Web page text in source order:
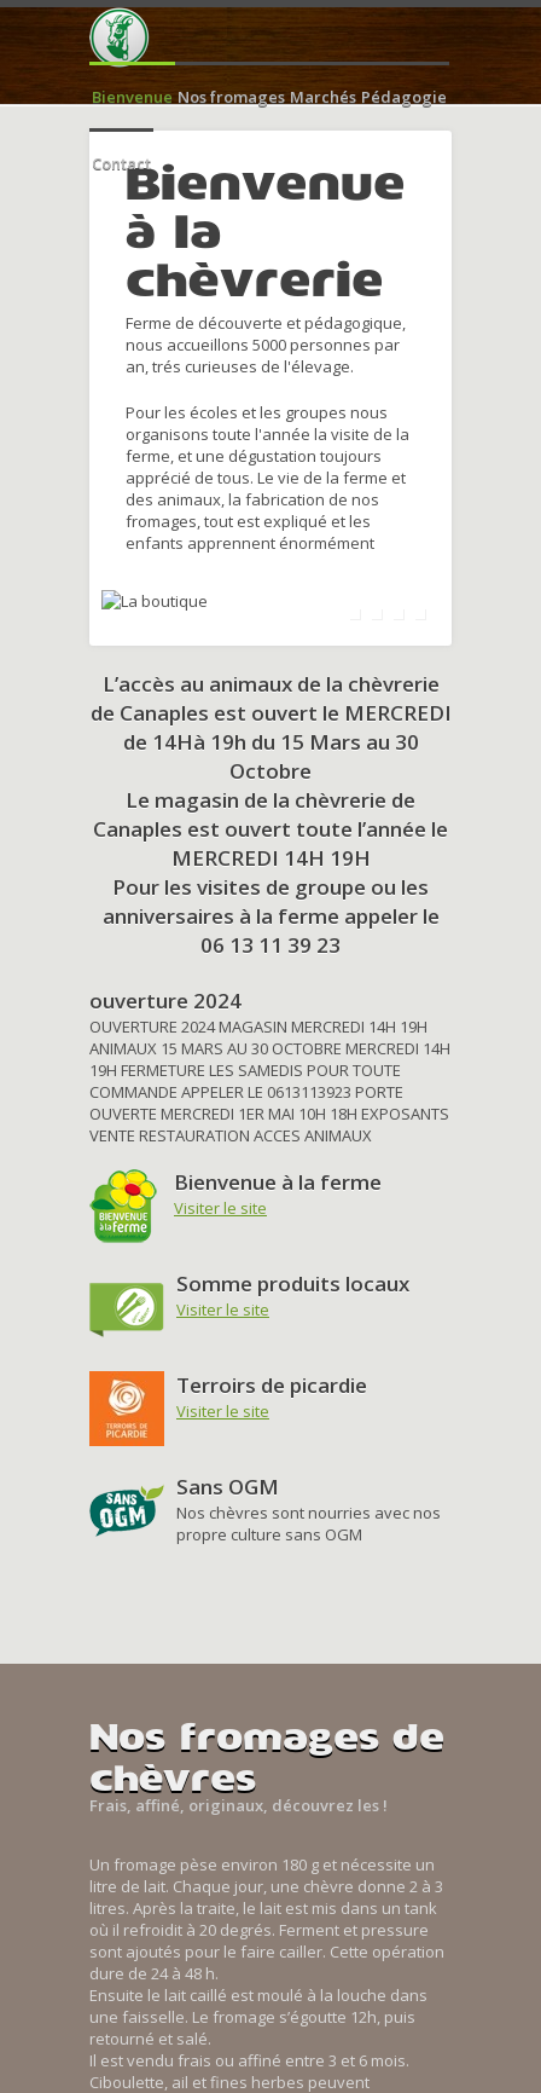
Bienvenue Nos fromages Marchés Pédagogie
ContactBienvenue
à la
chèvrerie
Ferme de découverte et pédagogique,
nous accueillons 5000 personnes par
an, trés curieuses de l'élevage.
Pour les écoles et les groupes nous
organisons toute l'année la visite de la
ferme, et une dégustation toujours
apprécié de tous. Le vie de la ferme et
des animaux, la fabrication de nos
fromages, tout est expliqué et les
enfants apprennent énormément
L’accès au animaux de la chèvrerie
de Canaples est ouvert le MERCREDI
de 14Hà 19h du 15 Mars au 30
Octobre
Le magasin de la chèvrerie de
Canaples est ouvert toute l’année le
MERCREDI 14H 19H
Pour les visites de groupe ou les
anniversaires à la ferme appeler le
06 13 11 39 23
ouverture 2024
OUVERTURE 2024 MAGASIN MERCREDI 14H 19H
ANIMAUX 15 MARS AU 30 OCTOBRE MERCREDI 14H
19H FERMETURE LES SAMEDIS POUR TOUTE
COMMANDE APPELER LE 0613113923 PORTE
OUVERTE MERCREDI 1ER MAI 10H 18H EXPOSANTS
VENTE RESTAURATION ACCES ANIMAUX
Bienvenue à la ferme
Visiter le site
Somme produits locaux
Visiter le site
Terroirs de picardie
Visiter le site
Sans OGM
Nos chèvres sont nourries avec nos
propre culture sans OGM
Nos fromages de
chèvres
Frais, affiné, originaux, découvrez les !
Un fromage pèse environ 180 g et nécessite un
litre de lait. Chaque jour, une chèvre donne 2 à 3
litres. Après la traite, le lait est mis dans un tank
où il refroidit à 20 degrés. Ferment et pressure
sont ajoutés pour le faire cailler. Cette opération
dure de 24 à 48 h.
Ensuite le lait caillé est moulé à la louche dans
une faisselle. Le fromage s’égoutte 12h, puis
retourné et salé.
Il est vendu frais ou affiné entre 3 et 6 mois.
Ciboulette, ail et fines herbes peuvent